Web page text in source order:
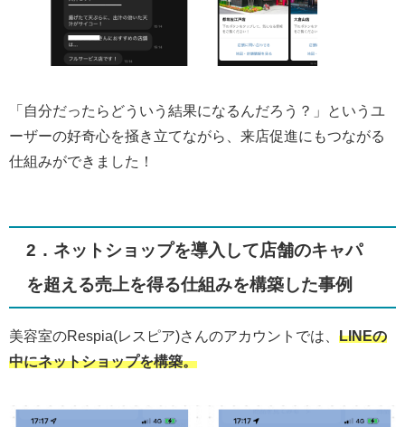
「自分だったらどういう結果になるんだろう？」というユ
ーザーの好奇心を掻き立てながら、来店促進にもつながる
仕組みができました！
2．ネットショップを導入して店舗のキャパ
を超える売上を得る仕組みを構築した事例
美容室のRespia(レスピア)さんのアカウントでは、 LINEの
中にネットショップを構築。